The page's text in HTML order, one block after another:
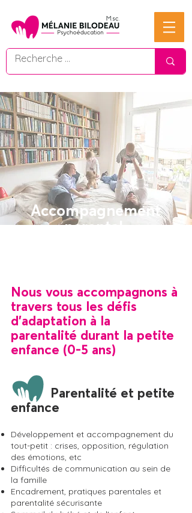
Accompagnement
parental
Nous vous accompagnons à
travers tous les défis
d'adaptation à la
parentalité durant la petite
enfance (0-5 ans)
Parentalité et petite
enfance
Développement et accompagnement du
tout-petit : crises, opposition, régulation
des émotions, etc
Difficultés de communication au sein de
la famille
Encadrement, pratiques parentales et
parentalité sécurisante